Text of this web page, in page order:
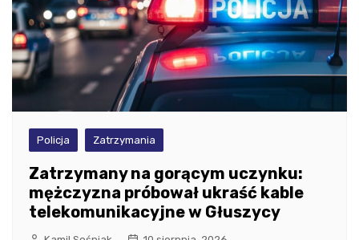
Policja Zatrzymania
Zatrzymany na gorącym uczynku:
mężczyzna próbował ukraść kable
telekomunikacyjne w Głuszycy